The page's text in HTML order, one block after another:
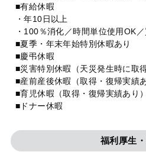
■有給休暇
・年10日以上
・100％消化／時間単位使用OK
■夏季・年末年始特別休暇あり
■慶弔休暇
■災害特別休暇（天災発生時に取得
■産前産後休暇（取得・復帰実績あ
■育児休暇（取得・復帰実績あり）
■ドナー休暇
福利厚生